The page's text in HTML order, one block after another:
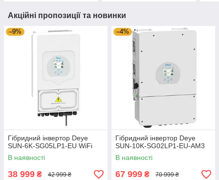
Акційні пропозиції та новинки
–9%
Гібридний інвертор Deye
SUN-6K-SG05LP1-EU WiFi
В наявності
38 999 ₴ 42 999 ₴
–4%
Гібридний інвертор Deye
SUN-10K-SG02LP1-EU-AM3
В наявності
67 999 ₴ 70 999 ₴